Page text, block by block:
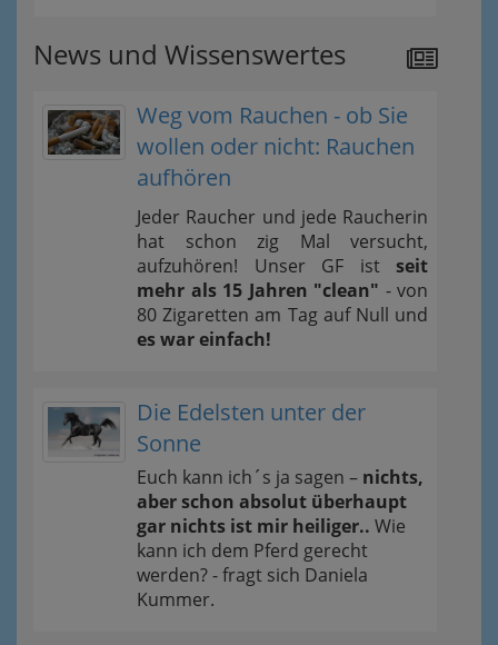
News und Wissenswertes
Weg vom Rauchen - ob Sie
wollen oder nicht: Rauchen
aufhören
Jeder Raucher und jede Raucherin
hat schon zig Mal versucht,
aufzuhören! Unser GF ist seit
mehr als 15 Jahren "clean" - von
80 Zigaretten am Tag auf Null und
es war einfach!
Die Edelsten unter der
Sonne
Euch kann ich´s ja sagen – nichts,
aber schon absolut überhaupt
gar nichts ist mir heiliger.. Wie
kann ich dem Pferd gerecht
werden? - fragt sich Daniela
Kummer.